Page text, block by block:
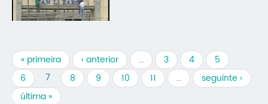
« primeira ‹ anterior … 3 4
5
6
7 8 9 10 11 …
seguinte ›
última »